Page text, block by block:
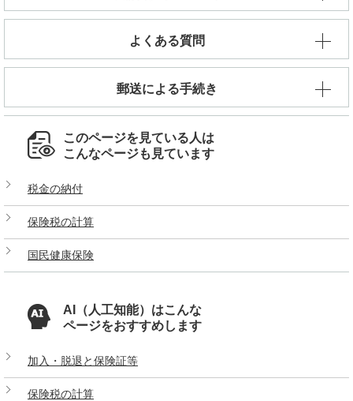
よくある質問
郵送による手続き
このページを見ている人は
こんなページも見ています
税金の納付
保険税の計算
国民健康保険
AI（人工知能）はこんな
ページをおすすめします
加入・脱退と保険証等
保険税の計算